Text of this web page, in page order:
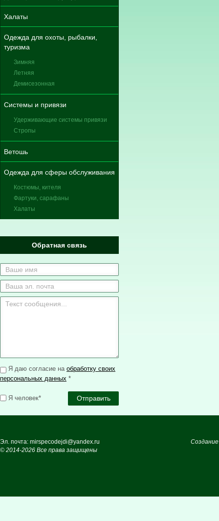
Халаты
Одежда для охоты, рыбалки,
туризма
Зимняя
Летняя
Демисезонная
Системы и привязи
Удерживающие системы привязи
Стропы
Ветошь
Одежда для сферы обслуживания
Костюмы, кителя
Фартуки, сарафаны
Халаты
Обратная связь
Я даю согласие на обработку своих
персональных данных *
Я человек*
Эл. почта: mirspecodejdi@yandex.ru
© 2014-2026 Все права защищены